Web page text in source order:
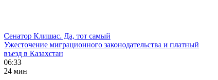
Сенатор Клишас. Да, тот самый
Ужесточение миграционного законодательства и платный
въезд в Казахстан
06:33
24 мин